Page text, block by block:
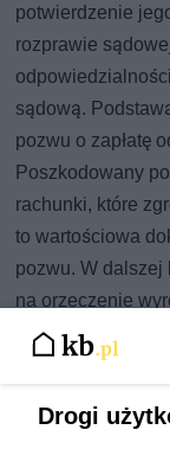
potwierdzenie
rozprawie
sądową.
pozwu o zapłatę
Poszkodowany
rachunki, które
to wartościowa
pozwu. W
na orzeczenie
Dobrze
Drogi